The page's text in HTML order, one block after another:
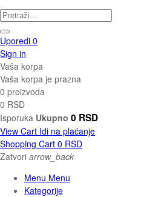
Uporedi 0
Sign in
Vaša korpa
Vaša korpa je prazna
0 proizvoda
0 RSD
Isporuka Ukupno 0 RSD
View Cart Idi na plaćanje
Shopping Cart 0 RSD
Zatvori arrow_back
Menu Menu
Kategorije